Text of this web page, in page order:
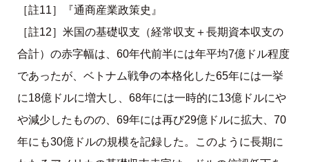
［註11］『通商産業政策史』
［註12］米国の基礎収支（経常収支＋長期資本収支の
合計）の赤字幅は、60年代前半には年平均7億ドル程度
であったが、ベトナム戦争の本格化した65年には一挙
に18億ドルに増大し、68年には一時的に13億ドルにや
や減少したものの、69年には再び29億ドルに拡大、70
年にも30億ドルの規模を記録した。このように長期に